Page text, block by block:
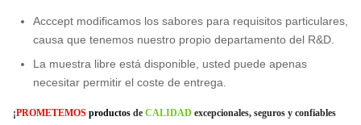
Acccept modificamos los sabores para requisitos particulares,
causa que tenemos nuestro propio departamento del R&D.
La muestra libre está disponible, usted puede apenas
necesitar permitir el coste de entrega.
¡PROMETEMOS productos de CALIDAD excepcionales, seguros y confiables